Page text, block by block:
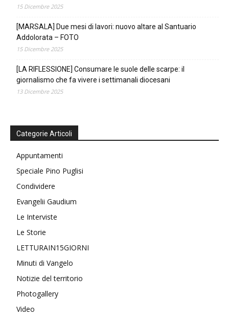
15 Dicembre 2025
[MARSALA] Due mesi di lavori: nuovo altare al Santuario
Addolorata – FOTO
15 Dicembre 2025
[LA RIFLESSIONE] Consumare le suole delle scarpe: il
giornalismo che fa vivere i settimanali diocesani
13 Dicembre 2025
Categorie Articoli
Appuntamenti
Speciale Pino Puglisi
Condividere
Evangelii Gaudium
Le Interviste
Le Storie
LETTURAIN15GIORNI
Minuti di Vangelo
Notizie del territorio
Photogallery
Video